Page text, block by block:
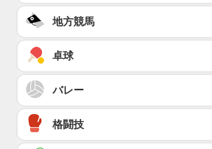
地方競馬
卓球
バレー
格闘技